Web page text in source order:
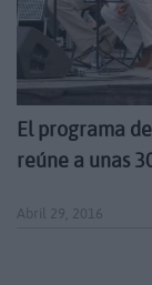
El programa
reúne a unas
Abril 29, 2016